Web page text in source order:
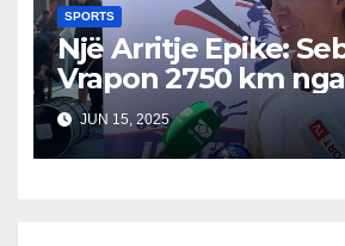
SPORTS
Një Arritje Epike:
Vrapon 2750 km
në Shqipëri në
Babait të Tij
JUN 15, 2025